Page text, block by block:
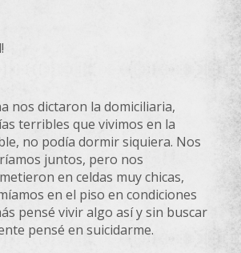
nos dictaron la domiciliaria,
terribles que vivimos en la
no podía dormir siquiera. Nos
juntos, pero nos
en celdas muy chicas,
en el piso en condiciones
pensé vivir algo así y sin buscar
pensé en suicidarme.